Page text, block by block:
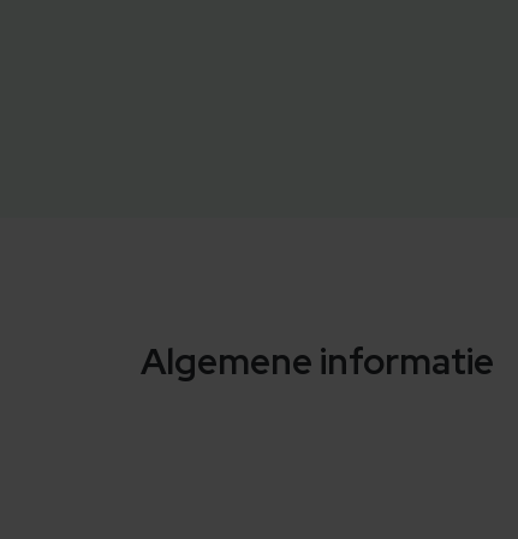
Algemene informatie